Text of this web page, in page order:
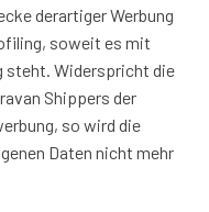
derartiger Werbung
soweit es mit
steht. Widerspricht die
Shippers der
so wird die
Daten nicht mehr